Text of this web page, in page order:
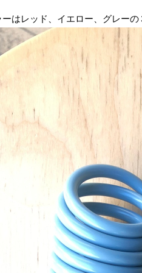
はレッド、イエロー、グレー